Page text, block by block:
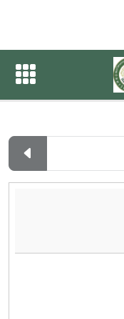
ปฏิทินกิจกร
ปฏิทินกิจกรรมขอ